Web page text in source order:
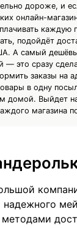
дороже, и
онлайн-
каждую
подойдёт
А самый
— это сразу
заказы на
в одну
домой. Выйдет
магазина
надежного